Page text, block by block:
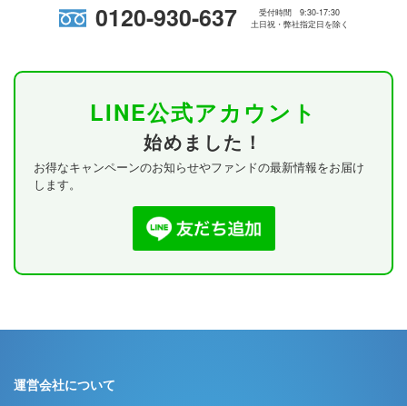
0120-930-637
受付時間 9:30-17:30
土日祝・弊社指定日を除く
LINE公式アカウント
始めました！
お得なキャンペーンのお知らせやファンドの最新情報をお届け
します。
運営会社について